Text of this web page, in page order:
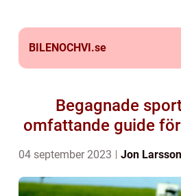
BILENOCHVI.se
Begagnade
omfattande guide
04 september 2023 Jon Larsson